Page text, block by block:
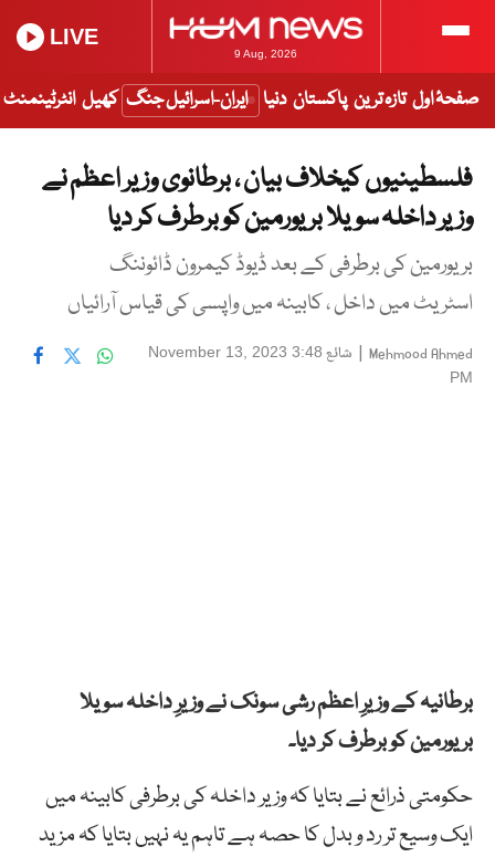
9 Aug, 2026
LIVE
صفحۂ اول تازہ ترین پاکستان دنیا ایران-اسرائیل جنگ کھیل انٹرٹینمنٹ
فلسطینیوں کیخلاف بیان ، برطانوی وزیر اعظم نے
وزیر داخلہ سویلا بریورمین کو برطرف کر دیا
بریورمین کی برطرفی کے بعد ڈیوڈ کیمرون ڈائوننگ
اسٹریٹ میں داخل ، کابینہ میں واپسی کی قیاس آرائیاں
Mehmood Ahmed
| شائع November 13, 2023 3:48
PM
برطانیہ کے وزیرِ اعظم رشی سونک نے وزیرِ داخلہ سویلا
بریورمین کو برطرف کر دیا۔
حکومتی ذرائع نے بتایا کہ وزیر داخلہ کی برطرفی کابینہ میں
ایک وسیع تر رد و بدل کا حصہ ہے تاہم یہ نہیں بتایا کہ مزید